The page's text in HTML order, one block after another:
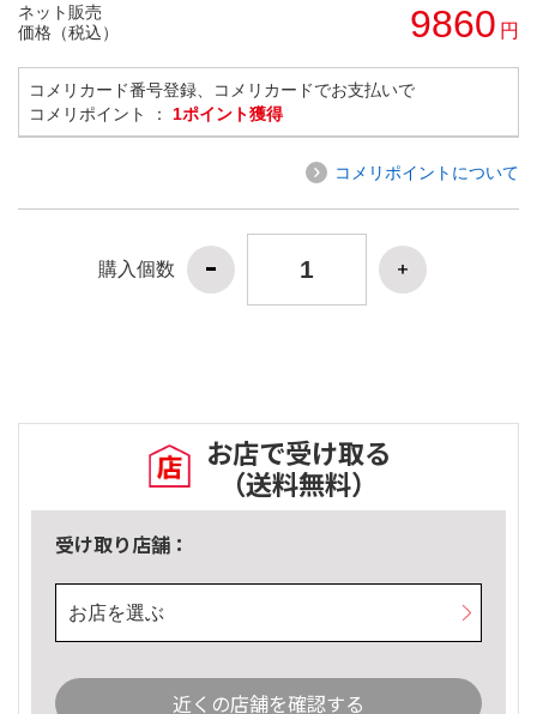
ネット販売
価格（税込）
9860 円
コメリカード番号登録、コメリカードでお支払いで
コメリポイント ： 1ポイント獲得
コメリポイントについて
購入個数
お店で受け取る
（送料無料）
受け取り店舗：
お店を選ぶ
近くの店舗を確認する